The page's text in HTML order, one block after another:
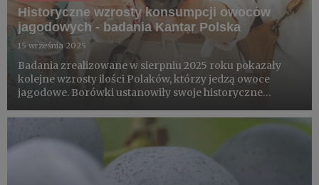
Historyczne wzrosty konsumpcji owoców
jagodowych - badania Kantar Polska
15 września 2025
Badania zrealizowane w sierpniu 2025 roku pokazały
kolejne wzrosty ilości Polaków, którzy jedzą owoce
jagodowe. Borówki ustanowiły swoje historyczne
najlepszy sierpień w historii. Dla jeżyn i czerwonej